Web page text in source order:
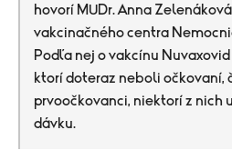
hovorí MUDr. Anna
vakcinačného centra
Podľa nej o vakcínu
ktorí doteraz neboli očkovaní,
prvoočkovanci, niektorí z nich
dávku.